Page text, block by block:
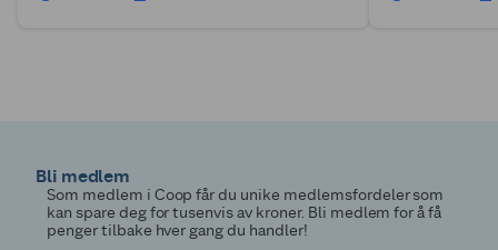
Bli medlem
Som medlem i Coop får du unike medlemsfordeler som
kan spare deg for tusenvis av kroner. Bli medlem for å få
penger tilbake hver gang du handler!